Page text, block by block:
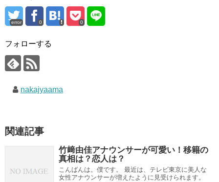
error 0 0
フォローする
nakajyaama
関連記事
竹﨑由佳アナウンサーが可愛い！移籍の
真相は？恋人は？
こんばんは。僕です。 最近は、テレビ東京に美人な
女性アナウンサーが増えたように見受けられます。